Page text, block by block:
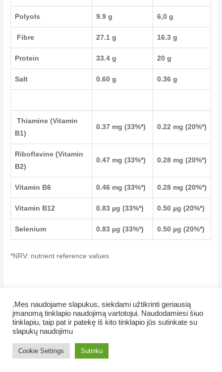
Polyols 9.9 g 6,0 g
Fibre 27.1 g 16.3 g
Protein 33.4 g 20 g
Salt 0.60 g 0.36 g
Thiamine (Vitamin
B1)
0.37 mg (33%*) 0.22 mg (20%*)
Riboflavine (Vitamin
B2)
0.47 mg (33%*) 0.28 mg (20%*)
Vitamin B6 0.46 mg (33%*) 0.28 mg (20%*)
Vitamin B12 0.83 µg (33%*) 0.50 µg (20%*)
Selenium 0.83 µg (33%*) 0.50 µg (20%*)
*NRV: nutrient reference values
Copyright © 2026 NamaMama.lt
AMWAY produktai
Slapukų naudojimas
.Mes naudojame slapukus, siekdami užtikrinti geriausią
įmanomą tinklapio naudojimą vartotojui. Naudodamiesi šiuo
tinklapiu, taip pat ir patekę iš kito tinklapio jūs sutinkate su
slapukų naudojimu
Cookie Settings Sutinku